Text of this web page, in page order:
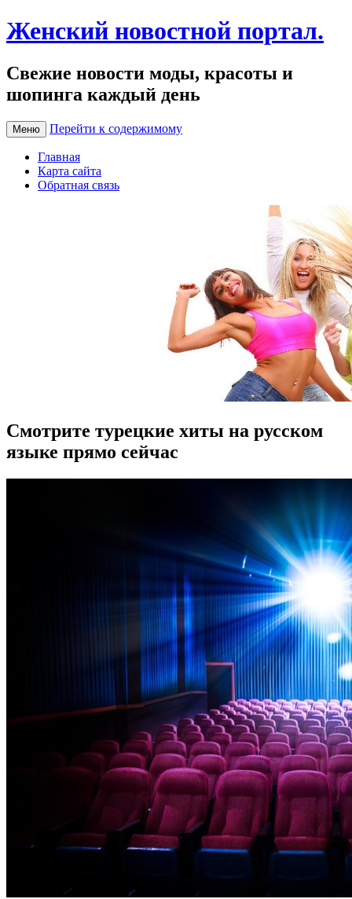
Женский новостной портал.
Свежие новости моды, красоты и
шопинга каждый день
Меню Перейти к содержимому
Главная
Карта сайта
Обратная связь
Смотрите турецкие хиты на русском
языке прямо сейчас